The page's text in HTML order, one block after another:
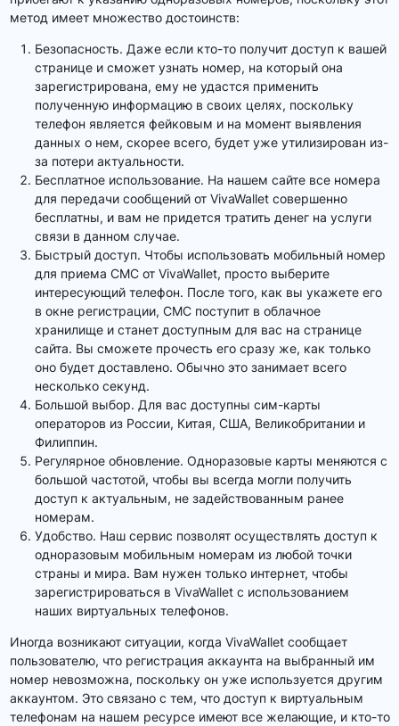
метод имеет множество достоинств:
Безопасность. Даже если кто-то получит доступ к вашей
странице и сможет узнать номер, на который она
зарегистрирована, ему не удастся применить
полученную информацию в своих целях, поскольку
телефон является фейковым и на момент выявления
данных о нем, скорее всего, будет уже утилизирован из-
за потери актуальности.
Бесплатное использование. На нашем сайте все номера
для передачи сообщений от VivaWallet совершенно
бесплатны, и вам не придется тратить денег на услуги
связи в данном случае.
Быстрый доступ. Чтобы использовать мобильный номер
для приема СМС от VivaWallet, просто выберите
интересующий телефон. После того, как вы укажете его
в окне регистрации, СМС поступит в облачное
хранилище и станет доступным для вас на странице
сайта. Вы сможете прочесть его сразу же, как только
оно будет доставлено. Обычно это занимает всего
несколько секунд.
Большой выбор. Для вас доступны сим-карты
операторов из России, Китая, США, Великобритании и
Филиппин.
Регулярное обновление. Одноразовые карты меняются с
большой частотой, чтобы вы всегда могли получить
доступ к актуальным, не задействованным ранее
номерам.
Удобство. Наш сервис позволят осуществлять доступ к
одноразовым мобильным номерам из любой точки
страны и мира. Вам нужен только интернет, чтобы
зарегистрироваться в VivaWallet с использованием
наших виртуальных телефонов.
Иногда возникают ситуации, когда VivaWallet сообщает
пользователю, что регистрация аккаунта на выбранный им
номер невозможна, поскольку он уже используется другим
аккаунтом. Это связано с тем, что доступ к виртуальным
телефонам на нашем ресурсе имеют все желающие, и кто-то